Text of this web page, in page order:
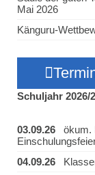
Mai 2026
Känguru-
Schuljahr 2026/
03.09.26 ökum.
04.09.26